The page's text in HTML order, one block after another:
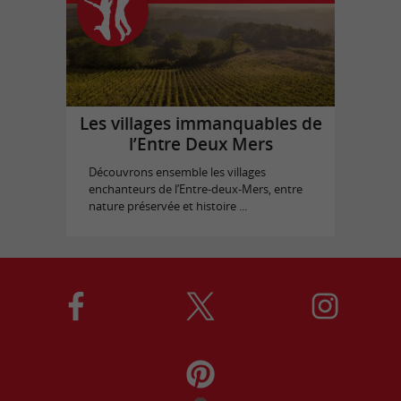
Les villages immanquables de
l’Entre Deux Mers
Découvrons ensemble les villages
enchanteurs de l’Entre-deux-Mers, entre
nature préservée et histoire ...